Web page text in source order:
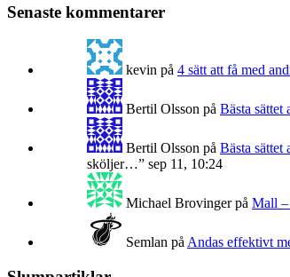
Senaste kommentarer
kevin på 4 sätt att få med
Bertil Olsson på Bästa sättet
Bertil Olsson på Bästa sättet
sköljer…” sep 11, 10:24
Michael Brovingerpå Mall –
Semlan på Andas effektivt